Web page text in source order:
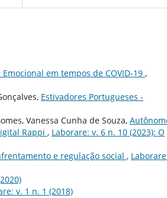
em tempos de COVID-19 ,
Estivadores Portugueses -
Vanessa Cunha de Souza,
Rappi , Laborare: v. 6 n. 10 (2023): O
e regulação social ,
v. 1 n. 1 (2018)